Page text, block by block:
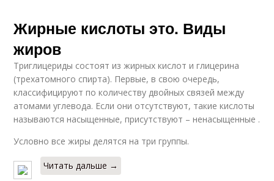
Жирные кислоты это. Виды
жиров
Триглицериды состоят из жирных кислот и глицерина
(трехатомного спирта). Первые, в свою очередь,
классифицируют по количеству двойных связей между
атомами углевода. Если они отсутствуют, такие кислоты
называются насыщенные, присутствуют – ненасыщенные .
Условно все жиры делятся на три группы.
Читать дальше →